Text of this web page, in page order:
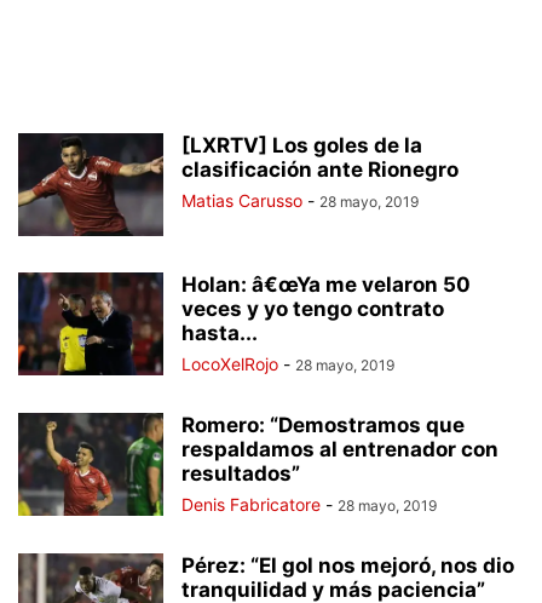
[LXRTV] Los goles de la
clasificación ante Rionegro
Matias Carusso - 28 mayo, 2019
Holan: â€œYa me velaron 50
veces y yo tengo contrato
hasta...
LocoXelRojo - 28 mayo, 2019
Romero: “Demostramos que
respaldamos al entrenador con
resultados”
Denis Fabricatore - 28 mayo, 2019
Pérez: “El gol nos mejoró, nos dio
tranquilidad y más paciencia”